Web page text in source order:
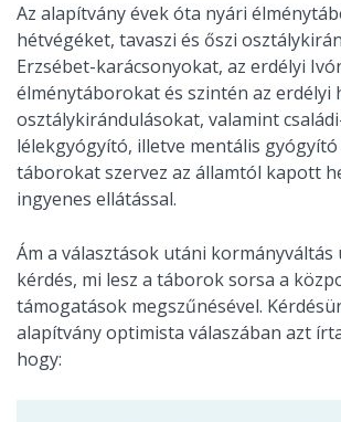
Az alapítvány évek óta nyári
hétvégéket, tavaszi és őszi
Erzsébet-karácsonyokat, az erdélyi
élménytáborokat és szintén az erdélyi
osztálykirándulásokat, valamint
lélekgyógyító, illetve mentális gyógyító
táborokat szervez az államtól kapott
ingyenes ellátással.
Ám a választások utáni
kérdés, mi lesz a táborok sorsa a
támogatások megszűnésével.
alapítvány optimista válaszában azt
hogy: